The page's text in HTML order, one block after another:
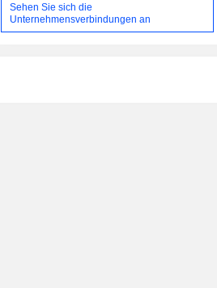
Sehen Sie sich die
Unternehmensverbindungen an